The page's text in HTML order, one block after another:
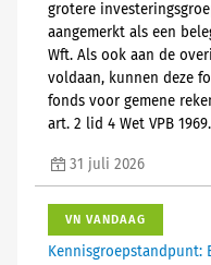
grotere
aangemerkt als een
Wft. Als ook aan de
voldaan, kunnen deze
fonds voor gemene
art. 2 lid 4 Wet VPB 1969.
31 juli 2026
VN VANDAAG
Kennisgroepstandpunt: